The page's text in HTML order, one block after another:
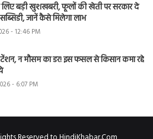
लिए बड़ी खुशखबरी, फूलों की खेती पर सरकार दे
जानें कैसे मिलेगा लाभ
- 12:46 PM
न मौसम का डर! इस फसल से किसान कमा रहे
- 6:07 PM